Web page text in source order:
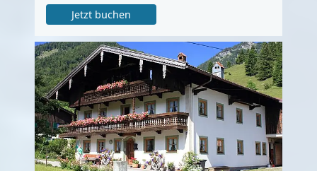
Jetzt buchen